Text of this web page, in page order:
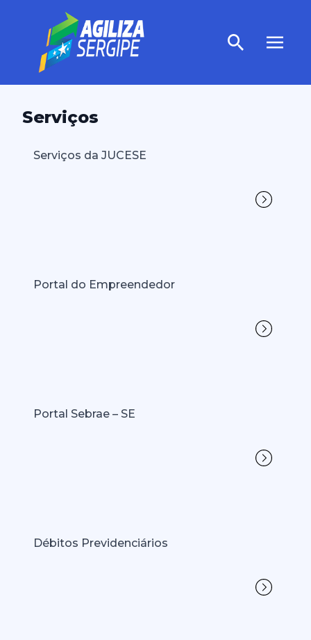
Serviços
Serviços da JUCESE
Portal do Empreendedor
Portal Sebrae – SE
Débitos Previdenciários